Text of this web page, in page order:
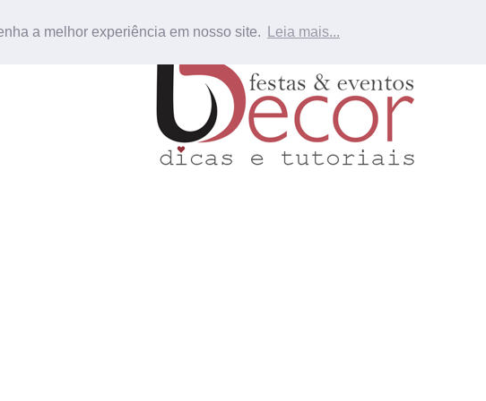
a melhor experiência em nosso site. Leia mais...